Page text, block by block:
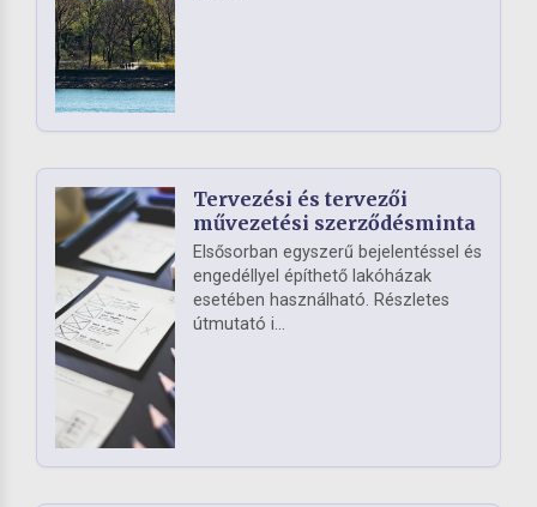
Tervezési és tervezői
művezetési szerződésminta
Elsősorban egyszerű bejelentéssel és
engedéllyel építhető lakóházak
esetében használható. Részletes
útmutató i...